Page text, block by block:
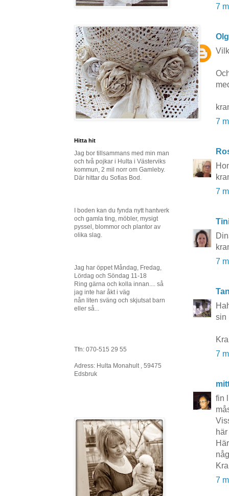
7
7
7
7
sin
7
fin
7
Hitta hit
Jag bor tillsammans med min man
och två pojkar i Hulta i Västerviks
kommun, 2 mil norr om Gamleby.
Där hittar du Sofias Bod.
I boden kan du fynda nytt hantverk
och gamla ting, möbler, mysigt
pyssel, blommor och plantor av
olika slag.
Jag har öppet Måndag, Fredag,
Lördag och Söndag 11-18
Ring gärna och kolla innan.... så
jag inte har åkt i väg
nån liten sväng och skjutsat barn
eller så...
Tfn: 070-515 29 55
Adress: Hulta Monahult , 59475
Edsbruk